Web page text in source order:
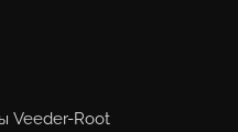
Veeder-Root